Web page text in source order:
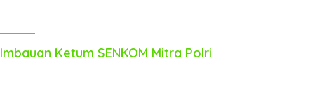
Imbauan Ketum SENKOM Mitra Polri